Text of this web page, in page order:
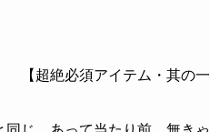
【超絶必須アイテム・其の一